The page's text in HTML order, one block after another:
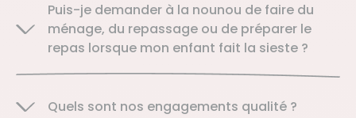
Puis-je demander à la nounou de faire du
ménage, du repassage ou de préparer le
repas lorsque mon enfant fait la sieste ?
Quels sont nos engagements qualité ?